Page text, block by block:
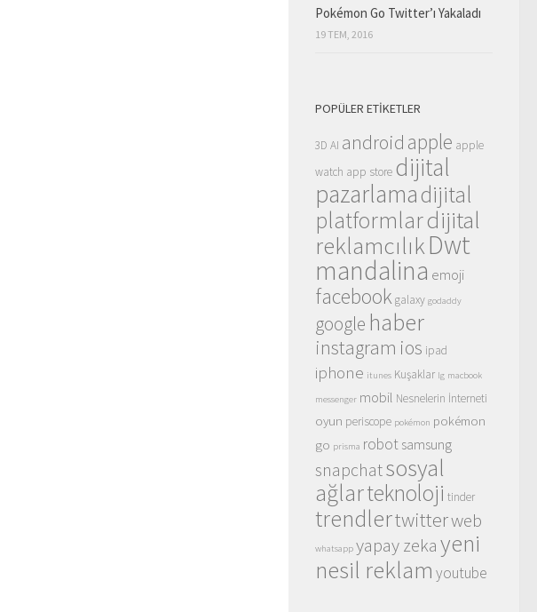
Pokémon Go Twitter’ı Yakaladı
19 TEM, 2016
POPÜLER ETIKETLER
3D AI android apple apple
watch app store dijital
pazarlamadijital
platformlardijital
reklamcılıkDwt
mandalina emoji
facebookgalaxy godaddy
google haber
instagram ios ipad
iphone itunes Kuşaklar lg macbook
messenger mobil Nesnelerin İnterneti
oyun periscope pokémon pokémon
go prisma robot samsung
snapchatsosyal
ağlarteknoloji tinder
trendlertwitterweb
whatsapp yapay zekayeni
nesil reklam youtube